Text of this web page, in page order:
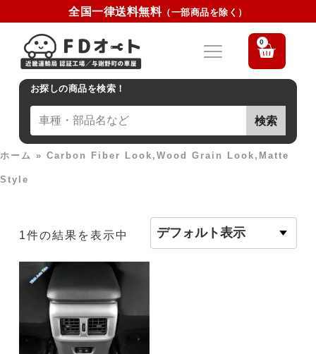
全国一律送料無料（一部商品を除く）
0
お探しの商品を検索！
検索
ホーム » Carbon Fiber Look,Wood Grain Look,Matte
Style
1件の結果を表示中